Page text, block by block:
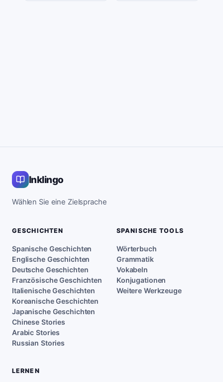
Inklingo
Wählen Sie eine Zielsprache
GESCHICHTEN
Spanische Geschichten
Englische Geschichten
Deutsche Geschichten
Französische Geschichten
Italienische Geschichten
Koreanische Geschichten
Japanische Geschichten
Chinese Stories
Arabic Stories
Russian Stories
SPANISCHE TOOLS
Wörterbuch
Grammatik
Vokabeln
Konjugationen
Weitere Werkzeuge
LERNEN